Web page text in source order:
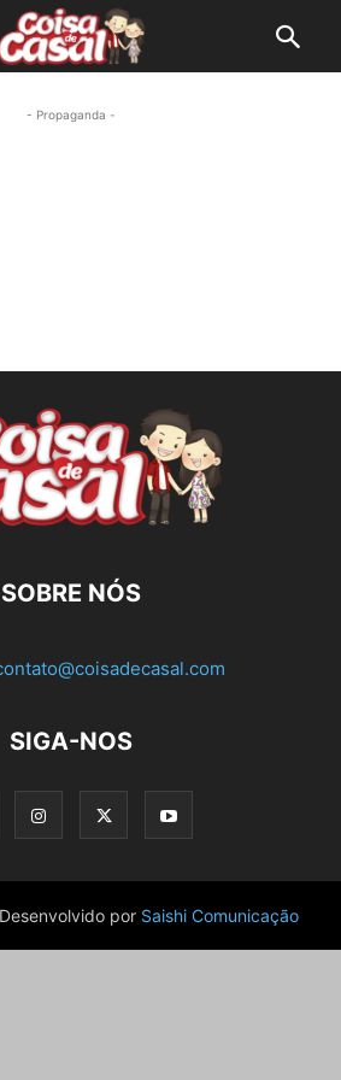
- Propaganda -
SOBRE NÓS
SIGA-NOS
por Saishi Comunicação